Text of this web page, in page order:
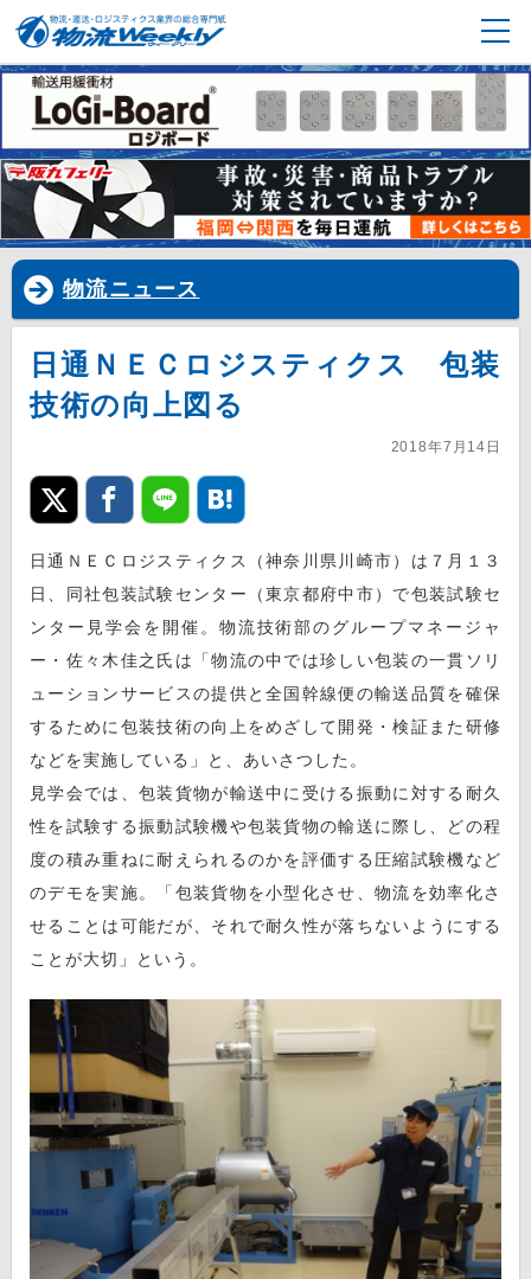
物流ニュース
日通ＮＥＣロジスティクス 包装
技術の向上図る
2018年7月14日
日通ＮＥＣロジスティクス（神奈川県川崎市）は７月１３
日、同社包装試験センター（東京都府中市）で包装試験セ
ンター見学会を開催。物流技術部のグループマネージャ
ー・佐々木佳之氏は「物流の中では珍しい包装の一貫ソリ
ューションサービスの提供と全国幹線便の輸送品質を確保
するために包装技術の向上をめざして開発・検証また研修
などを実施している」と、あいさつした。
見学会では、包装貨物が輸送中に受ける振動に対する耐久
性を試験する振動試験機や包装貨物の輸送に際し、どの程
度の積み重ねに耐えられるのかを評価する圧縮試験機など
のデモを実施。「包装貨物を小型化させ、物流を効率化さ
せることは可能だが、それで耐久性が落ちないようにする
ことが大切」という。